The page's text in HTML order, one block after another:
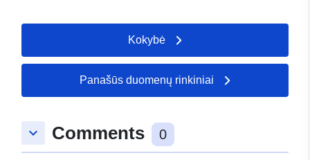
Kokybė
Panašūs duomenų rinkiniai
keyboard_arrow_down Comments 0